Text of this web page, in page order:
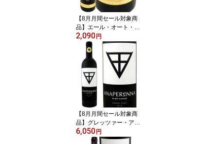
ャルドネ 辛口 果実味 ミ
ネラル アルコール約12%
【8月月間セール対象商
品】エール・オート・レ
ゼルヴ ミネルヴォワ・
ラ・リヴィニエール 201
7 フランス パーカー 750
ml 赤ワイン フルボディ
シラー50% グルナッシュ
30% カリニャン20% AL
C14.5% パーカー91~94
点 ロバート・パーカー
ワイン・アドヴォケート
京橋ワイン
2,090円
【8月月間セール対象商
品】グレッツァー・アナ
ペレーナ 2021 オースト
ラリア 赤ワイン 750ml
6,050円